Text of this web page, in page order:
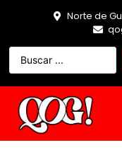
Norte de